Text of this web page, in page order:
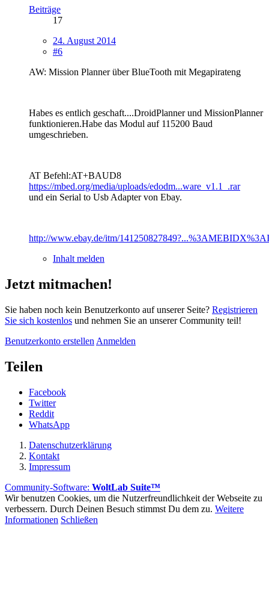
Beiträge
17
24. August 2014
#6
AW: Mission Planner über BlueTooth mit Megapirateng
Habes es entlich geschaft....DroidPlanner und MissionPlanner
funktionieren.Habe das Modul auf 115200 Baud
umgeschrieben.
AT Befehl:AT+BAUD8
https://mbed.org/media/uploads/edodm...ware_v1.1_.rar
und ein Serial to Usb Adapter von Ebay.
http://www.ebay.de/itm/
Inhalt melden
Jetzt mitmachen!
Sie haben noch kein Benutzerkonto auf unserer Seite? Registrieren
Sie sich kostenlos und nehmen Sie an unserer Community teil!
Benutzerkonto erstellen Anmelden
Teilen
Facebook
Twitter
Reddit
WhatsApp
Datenschutzerklärung
Kontakt
Impressum
Community-Software: WoltLab Suite™
Wir benutzen Cookies, um die Nutzerfreundlichkeit der Webseite zu
verbessern. Durch Deinen Besuch stimmst Du dem zu. Weitere
Informationen Schließen